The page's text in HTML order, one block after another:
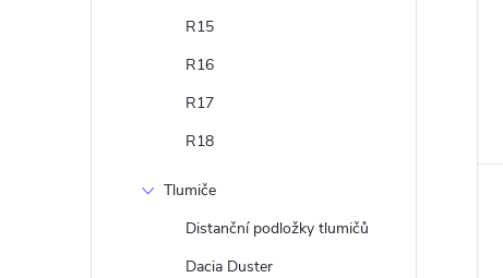
R15
R16
R17
R18
Tlumiče
Distanční podložky tlumičů
Dacia Duster